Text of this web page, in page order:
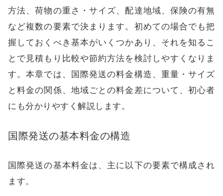
方法、荷物の重さ・サイズ、配達地域、保険の有無
など複数の要素で決まります。初めての場合でも把
握しておくべき基本がいくつかあり、それを知るこ
とで見積もり比較や節約方法を検討しやすくなりま
す。本章では、国際発送の料金構造、重量・サイズ
と料金の関係、地域ごとの料金差について、初心者
にも分かりやすく解説します。
国際発送の基本料金の構造
国際発送の基本料金は、主に以下の要素で構成され
ます。